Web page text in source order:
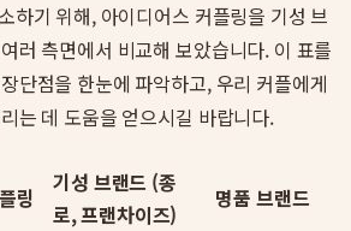
하기 위해, 아이디어스 커플링을 기성 브
러 측면에서 비교해 보았습니다. 이 표를
단점을 한눈에 파악하고, 우리 커플에게
는 데 도움을 얻으시길 바랍니다.
링
기성 브랜드 (종
로, 프랜차이즈)
명품 브랜드